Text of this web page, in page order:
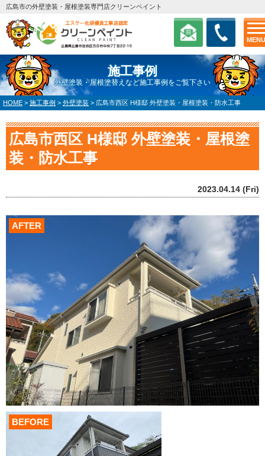
MENU
広島市の外壁塗装・屋根塗装専門店クリーンペイント
施工事例
外壁塗装・屋根塗替えなど施工事例をご覧下さい
HOME > 施工事例 > 外壁塗装 > 広島市西区 H様邸 外壁塗装・屋根塗装・防水工事
広島市西区 H様邸 外壁塗装・屋根塗
装・防水工事
2023.04.14 (Fri)
AFTER
BEFORE